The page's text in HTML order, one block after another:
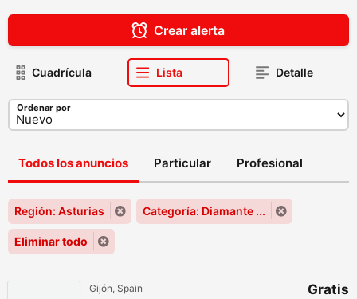
Crear alerta
Cuadrícula Lista Detalle
Ordenar por
Todos los anuncios Particular Profesional
Región: Asturias Categoría: Diamante ...
Eliminar todo
Gijón, Spain Gratis